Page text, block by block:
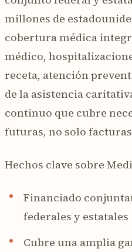
millones de
cobertura médica
médico,
receta, atención
de la asistencia
continuo que cubre
futuras, no solo facturas
Hechos clave sobre
Financiado
federales y estatales
Cubre una amplia